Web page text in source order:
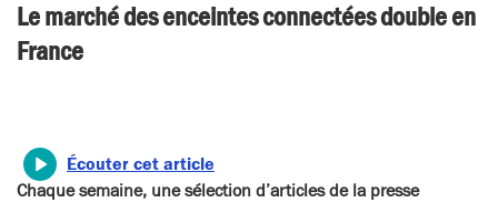
Le marché des enceintes connectées double en
France
Écouter cet article
Chaque semaine, une sélection d’articles de la presse